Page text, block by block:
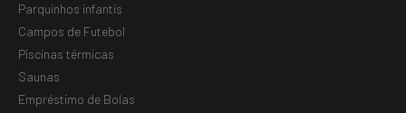
Parquinhos infantis
Campos de Futebol
Piscinas térmicas
Saunas
Empréstimo de Bolas